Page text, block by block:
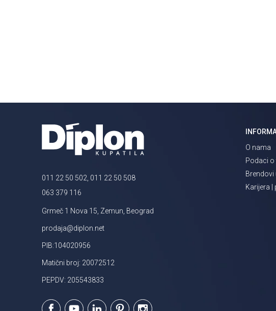
011 22 50 502, 011 22 50 508
063 379 116
Grmeč 1 Nova 15, Zemun, Beograd
prodaja@diplon.net
PIB:104020956
Matični broj: 20072512
PEPDV: 205543833
O nama
Podaci
Brendovi
Karijera |